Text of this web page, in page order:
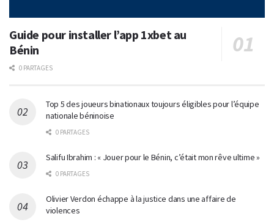
Guide pour installer l’app 1xbet au
Bénin
0 PARTAGES
Top 5 des joueurs binationaux toujours éligibles pour l’équipe
nationale béninoise
0 PARTAGES
Salifu Ibrahim : « Jouer pour le Bénin, c’était mon rêve ultime »
0 PARTAGES
Olivier Verdon échappe à la justice dans une affaire de
violences